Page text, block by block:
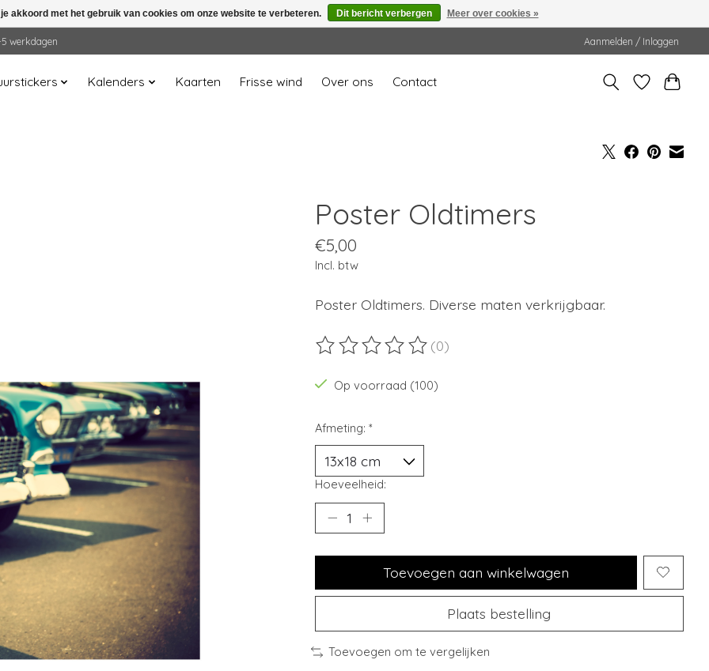
werkdagen Aanmelden / Inloggen
Kalenders Kaarten Frisse wind Over ons Contact
Poster Oldtimers
€5,00
Incl. btw
Poster Oldtimers. Diverse maten verkrijgbaar.
De beoordeling van dit product is
(0)
Op voorraad (100)
Afmeting: *
Hoeveelheid:
Toevoegen aan winkelwagen
Plaats bestelling
Toevoegen om te vergelijken
akkoord met het gebruik van cookies om onze website te verbeteren. Dit bericht verbergen Meer over cookies »